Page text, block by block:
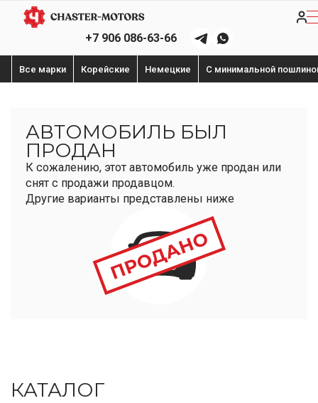
+7 906 086-63-66
Все марки Корейские Немецкие С минимальной
АВТОМОБИЛЬ БЫЛ
ПРОДАН
К сожалению, этот автомобиль уже продан или
снят с продажи продавцом.
Другие варианты представлены ниже
КАТАЛОГ